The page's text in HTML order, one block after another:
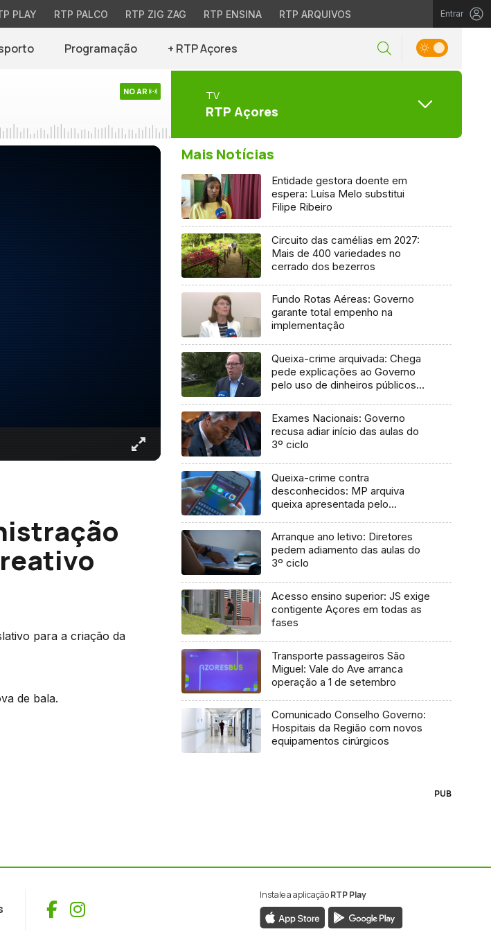
PLAY RTP PALCO RTP ZIG ZAG RTP ENSINA RTP ARQUIVOS Entrar
Programação + RTP Açores
NO AR TV
RTP Açores
para a criação da
de bala.
Mais Notícias
Entidade gestora doente em
espera: Luísa Melo substitui
Filipe Ribeiro
Circuito das camélias em 2027:
Mais de 400 variedades no
cerrado dos bezerros
Fundo Rotas Aéreas: Governo
garante total empenho na
implementação
Queixa-crime arquivada: Chega
pede explicações ao Governo
pelo uso de dinheiros públicos
Exames Nacionais: Governo
recusa adiar início das aulas do
3º ciclo
Queixa-crime contra
desconhecidos: MP arquiva
queixa apresentada pelo
Arranque ano letivo: Diretores
pedem adiamento das aulas do
3º ciclo
Acesso ensino superior: JS exige
contigente Açores em todas as
fases
Transporte passageiros São
Miguel: Vale do Ave arranca
operação a 1 de setembro
Comunicado Conselho Governo:
Hospitais da Região com novos
equipamentos cirúrgicos
PUB
Facebook
Instagram
Instale a aplicaçãoRTP Play